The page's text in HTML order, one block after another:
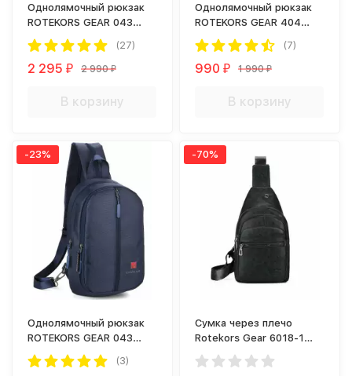
Однолямочный рюкзак
ROTEKORS GEAR 043
черный
(27)
2 295₽ 2 990₽
В корзину
Однолямочный рюкзак
ROTEKORS GEAR 404
черный
(7)
990₽ 1 990₽
В корзину
-23%
Однолямочный рюкзак
ROTEKORS GEAR 043
синий
(3)
-70%
Сумка через плечо
Rotekors Gear 6018-1
черная